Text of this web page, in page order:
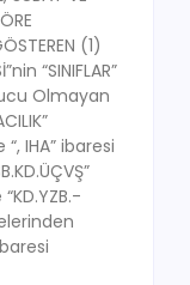
(1)
“SINIFLAR”
Olmayan
IHA” ibaresi